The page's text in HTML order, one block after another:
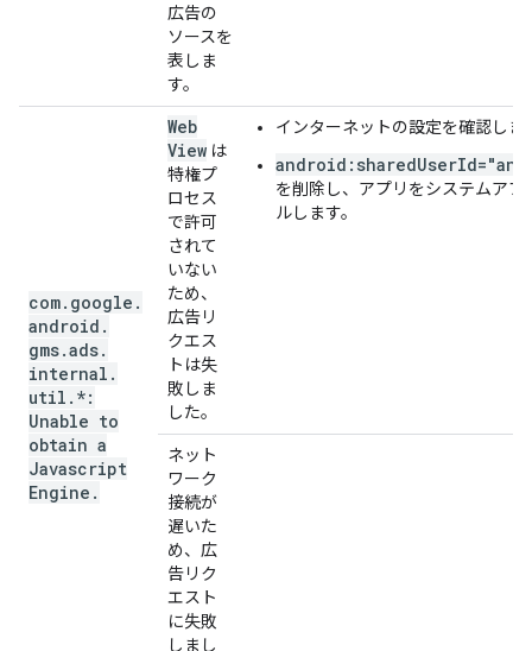
広告の
ソースを
表しま
す。
com. google .
android .
gms.ads.
internal .
util . *:
Unable to
obtain a
Javascript
Engine .
Web
View は
特権プ
ロセス
で許可
されて
いない
ため、
広告リ
クエス
トは失
敗しま
した。
インターネットの設定を確認しま
を削除し、アプリをシステムアプ
ルします。
ネット
ワーク
接続が
遅いた
め、広
告リク
エスト
に失敗
しまし